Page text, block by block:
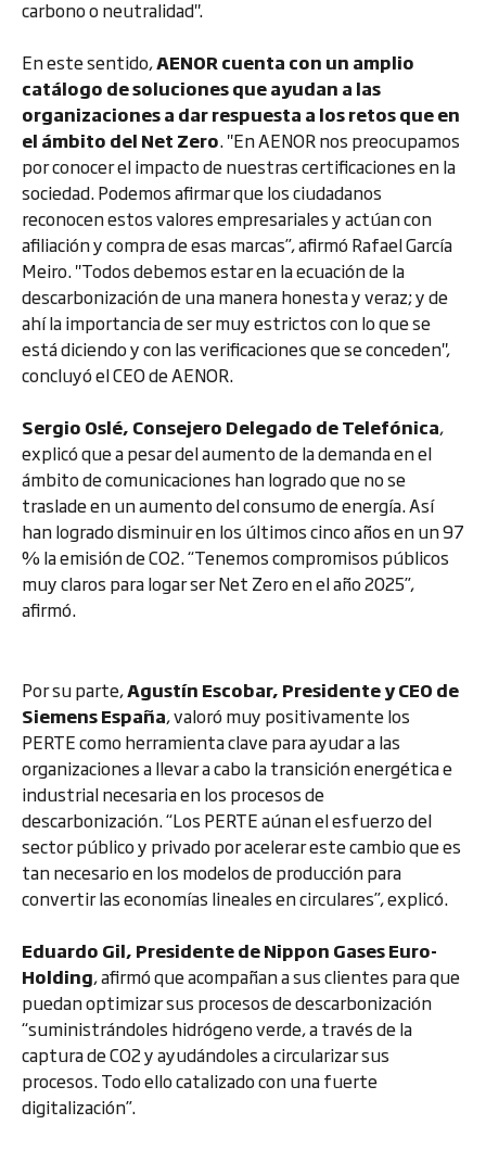
carbono o neutralidad".
En este sentido,AENOR cuenta con un amplio
catálogo de soluciones que ayudan a las
organizaciones a dar respuesta a los retos que en
el ámbito del Net Zero. "En AENOR nos preocupamos
por conocer el impacto de nuestras certificaciones en la
sociedad. Podemos afirmar que los ciudadanos
reconocen estos valores empresariales y actúan con
afiliación y compra de esas marcas”, afirmó Rafael García
Meiro. "Todos debemos estar en la ecuación de la
descarbonización de una manera honesta y veraz; y de
ahí la importancia de ser muy estrictos con lo que se
está diciendo y con las verificaciones que se conceden",
concluyó el CEO de AENOR.
Sergio Oslé, Consejero Delegado de Telefónica,
explicó que a pesar del aumento de la demanda en el
ámbito de comunicaciones han logrado que no se
traslade en un aumento del consumo de energía. Así
han logrado disminuir en los últimos cinco años en un 97
% la emisión de CO2. “Tenemos compromisos públicos
muy claros para logar ser Net Zero en el año 2025”,
afirmó.
Por su parte,Agustín Escobar, Presidente y CEO de
Siemens España, valoró muy positivamente los
PERTE como herramienta clave para ayudar a las
organizaciones a llevar a cabo la transición energética e
industrial necesaria en los procesos de
descarbonización. “Los PERTE aúnan el esfuerzo del
sector público y privado por acelerar este cambio que es
tan necesario en los modelos de producción para
convertir las economías lineales en circulares”, explicó.
Eduardo Gil, Presidente de Nippon Gases Euro-
Holding, afirmó que acompañan a sus clientes para que
puedan optimizar sus procesos de descarbonización
“suministrándoles hidrógeno verde, a través de la
captura de CO2 y ayudándoles a circularizar sus
procesos. Todo ello catalizado con una fuerte
digitalización”.